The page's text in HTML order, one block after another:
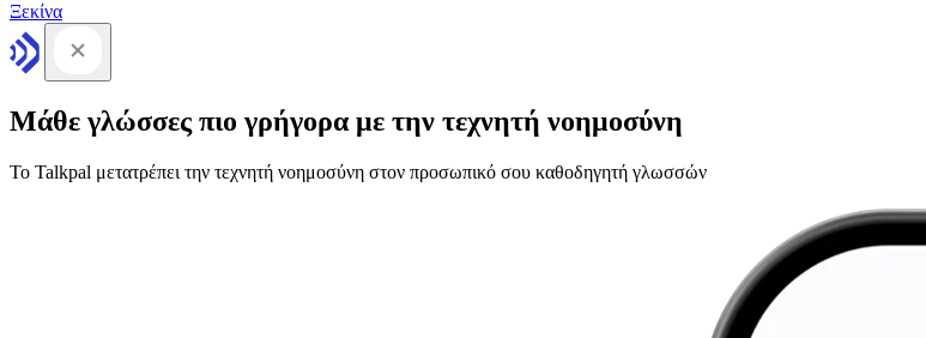
Ξεκίνα
Μάθε γλώσσες πιο γρήγορα με την τεχνητή νοημοσύνη
Το Talkpal μετατρέπει την τεχνητή νοημοσύνη στον προσωπικό σου καθοδηγητή γλωσσών